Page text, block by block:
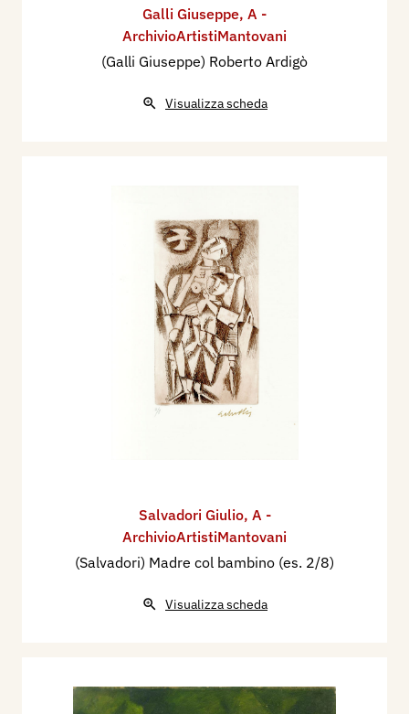
Galli Giuseppe, A -
ArchivioArtistiMantovani
(Galli Giuseppe) Roberto Ardigò
Visualizza scheda
Salvadori Giulio, A -
ArchivioArtistiMantovani
(Salvadori) Madre col bambino (es. 2/8)
Visualizza scheda